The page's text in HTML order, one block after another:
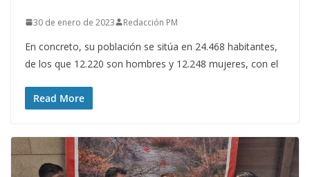
30 de enero de 2023 Redacción PM
En concreto, su población se sitúa en 24.468 habitantes,
de los que 12.220 son hombres y 12.248 mujeres, con el
Read More